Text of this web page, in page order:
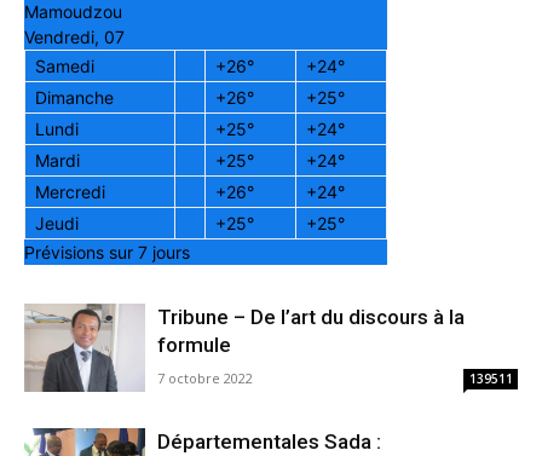
Mamoudzou
Vendredi, 07
Samedi
+26° +24°
Dimanche
+26° +25°
Lundi
+25° +24°
Mardi
+25° +24°
Mercredi
+26° +24°
Jeudi
+25° +25°
Prévisions sur 7 jours
Tribune – De l’art du discours à la
formule
7 octobre 2022 139511
Départementales Sada :